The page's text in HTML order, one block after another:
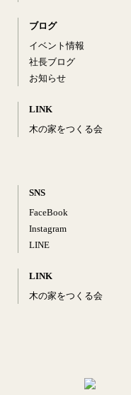
ブログ
イベント情報
社長ブログ
お知らせ
LINK
木の家をつくる会
SNS
FaceBook
Instagram
LINE
LINK
木の家をつくる会